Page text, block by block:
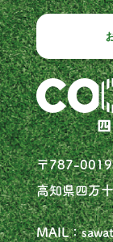
〒787-0019
高知県四万
MAIL：